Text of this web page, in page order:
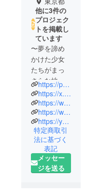
他に3件の
プロジェク
トを掲載し
ています
〜夢を諦め
かけた少女
たちがまっ
さらな地に
生み出した
最初で最後
の新世界〜
現役大学生
の白浜小姫
が
CAMPFIRE
https://ph-new-final-1.jimdosite.com/
https://x.com/phi_new_final?s=21&t=Ej_dM3CoQlx0DXsoiuIdJA
https://www.tiktok.com/@phi_new_final?_t=8iizMk7435l&_r=1
https://www.instagram.com/phi_new_final?igsh=ZGNjOWZkYTE3MQ==
https://youtube.com/@PHI-NEW-FINAL?si=4jloukIY0lEC-MPf
特定商取引
法に基づく
表記
メッセー
ジを送る